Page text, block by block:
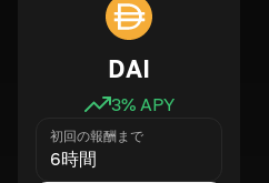
DAI
3% APY
初回の報酬まで
6時間